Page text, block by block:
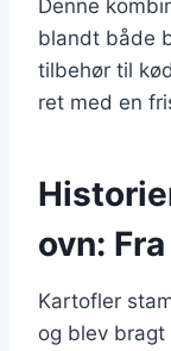
Denne
blandt både
tilbehør til
ret med en
ovn:
Kartofler
og blev bragt